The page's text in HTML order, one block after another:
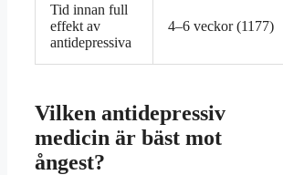
Tid innan full
effekt av
antidepressiva
4–6 veckor (1177)
Vilken antidepressiv
medicin är bäst mot
ångest?